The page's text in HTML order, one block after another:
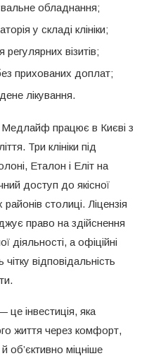
обладнання;
у складі клініки;
візитів;
прихованих доплат;
лікування.
Медлайф працює в Києві з
Три клініки під
Еталон і Еліт на
доступ до якісної
столиці. Ліцензія
право на здійснення
діяльності, а офіційні
відповідальність
інвестиція, яка
життя через комфорт,
об’єктивно міцніше